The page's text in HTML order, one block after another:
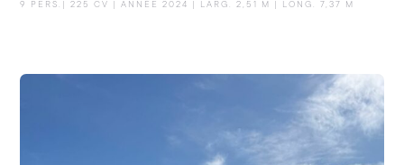
9 PERS.| 225 CV | ANNÉE 2024 | LARG. 2,51 M | LONG. 7,37 M